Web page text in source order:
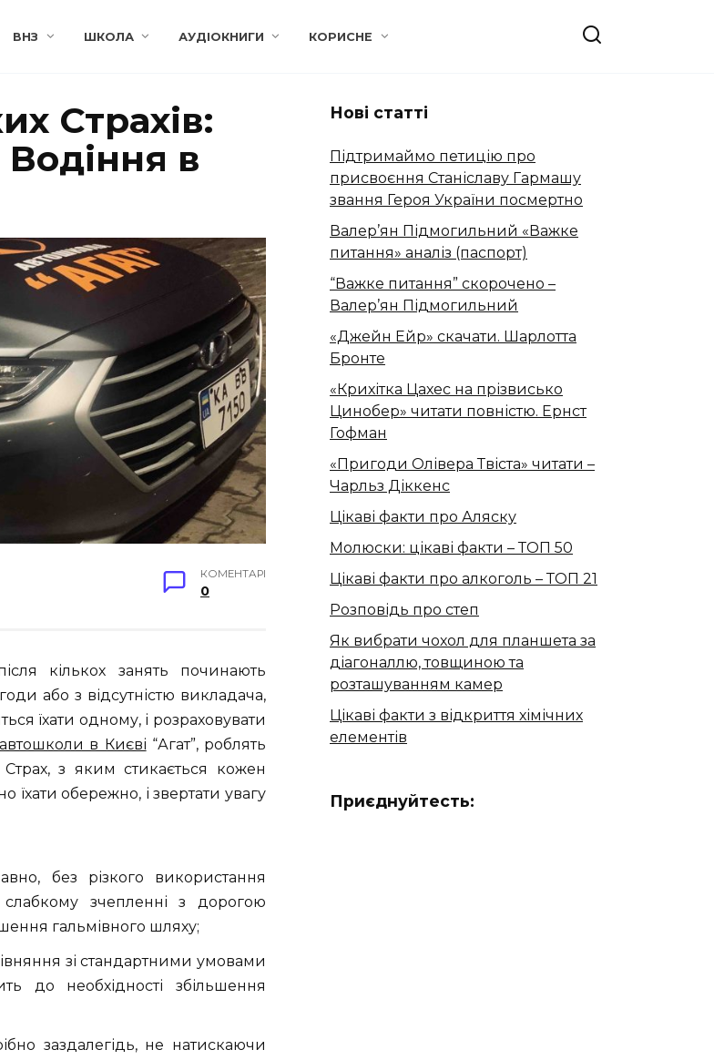
ВНЗ ШКОЛА АУДІОКНИГИ КОРИСНЕ
Страхів:
в
КОМЕНТАРІ
0
кількох занять починають
або з відсутністю викладача,
їхати одному, і розраховувати
автошколи в Києві “Агат”, роблять
з яким стикається кожен
їхати обережно, і звертати увагу
без різкого використання
зчепленні з дорогою
гальмівного шляху;
зі стандартними умовами
до необхідності збільшення
заздалегідь, не натискаючи
Нові статті
Підтримаймо петицію про
присвоєння Станіславу Гармашу
звання Героя України посмертно
Валер’ян Підмогильний «Важке
питання» аналіз (паспорт)
“Важке питання” скорочено –
Валер’ян Підмогильний
«Джейн Ейр» скачати. Шарлотта
Бронте
«Крихітка Цахес на прізвисько
Цинобер» читати повністю. Ернст
Гофман
«Пригоди Олівера Твіста» читати –
Чарльз Діккенс
Цікаві факти про Аляску
Молюски: цікаві факти – ТОП 50
Цікаві факти про алкоголь – ТОП 21
Розповідь про степ
Як вибрати чохол для планшета за
діагоналлю, товщиною та
розташуванням камер
Цікаві факти з відкриття хімічних
елементів
Приєднуйтесть: